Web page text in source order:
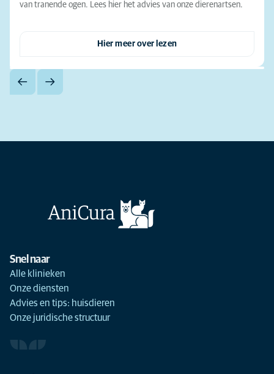
van tranende ogen. Lees hier het advies van onze dierenartsen.
Hier meer over lezen
Snel naar
Alle klinieken
Onze diensten
Advies en tips: huisdieren
Onze juridische structuur